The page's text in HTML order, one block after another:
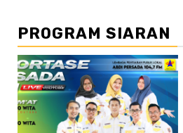
PROGRAM SIARAN
//2